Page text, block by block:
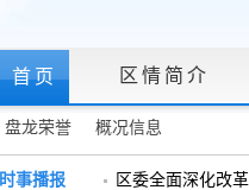
首页 区情简介
盘龙荣誉 概况信息
政府信息公开指南 | 政府信息
时事播报 区委全面深化改